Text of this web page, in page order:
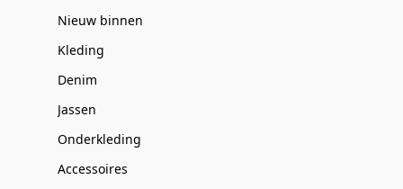
Nieuw binnen
Kleding
Denim
Jassen
Onderkleding
Accessoires